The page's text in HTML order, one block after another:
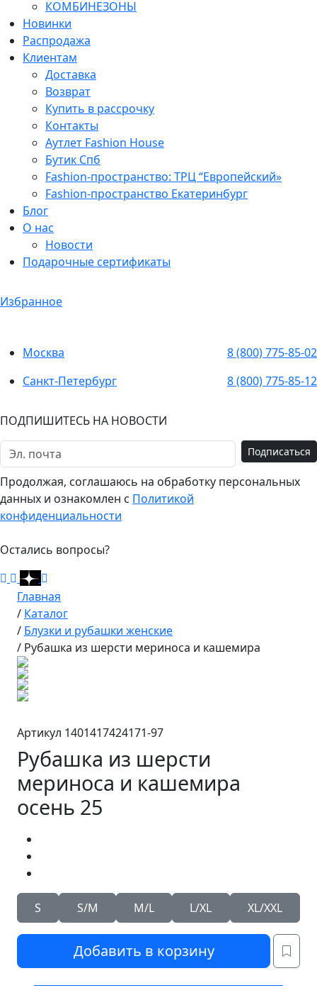
КОМБИНЕЗОНЫ
Новинки
Распродажа
Клиентам
Доставка
Возврат
Купить в рассрочку
Контакты
Аутлет Fashion House
Бутик Спб
Fashion-пространство: ТРЦ “Европейский»
Fashion-пространство Екатеринбург
Блог
О нас
Новости
Подарочные сертификаты
Избранное
Москва
8 (800) 775-85-02
Санкт-Петербург
8 (800) 775-85-12
ПОДПИШИТЕСЬ НА НОВОСТИ
Подписаться
Продолжая, соглашаюсь на обработку персональных
данных и ознакомлен с Политикой
конфиденциальности
Остались вопросы?
Главная
/ Каталог
/ Блузки и рубашки женские
/ Рубашка из шерсти мериноса и кашемира
Артикул 1401417424171-97
Рубашка из шерсти
мериноса и кашемира
осень 25
S S/M M/L L/XL XL/XXL
Добавить в корзину